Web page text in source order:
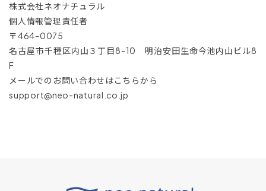
株式会社ネオナチュラル
個人情報管理責任者
〒464-0075
名古屋市千種区内山３丁目8-10 明治安田生命今池内山ビル8
F
メールでのお問い合わせはこちらから
support@neo-natural.co.jp